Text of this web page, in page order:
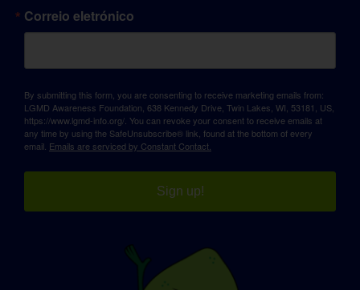
Correio eletrónico
By submitting this form, you are consenting to receive marketing emails from:
LGMD Awareness Foundation, 638 Kennedy Drive, Twin Lakes, WI, 53181, US,
https://www.lgmd-info.org/. You can revoke your consent to receive emails at
any time by using the SafeUnsubscribe® link, found at the bottom of every
email. Emails are serviced by Constant Contact.
Sign up!